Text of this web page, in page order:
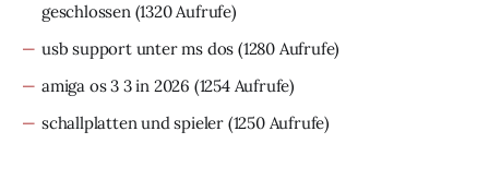
geschlossen(1320 Aufrufe)
usb support unter ms dos (1280 Aufrufe)
amiga os 3 3 in 2026 (1254 Aufrufe)
schallplatten und spieler (1250 Aufrufe)